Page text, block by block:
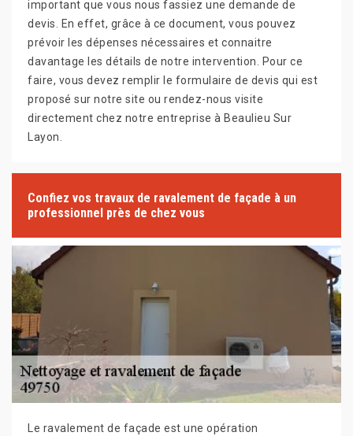
important que vous nous fassiez une demande de
devis. En effet, grâce à ce document, vous pouvez
prévoir les dépenses nécessaires et connaitre
davantage les détails de notre intervention. Pour ce
faire, vous devez remplir le formulaire de devis qui est
proposé sur notre site ou rendez-nous visite
directement chez notre entreprise à Beaulieu Sur
Layon.
Confiez vos travaux de ravalement de façade à un
professionnel près de chez vous
Le ravalement de façade est une opération